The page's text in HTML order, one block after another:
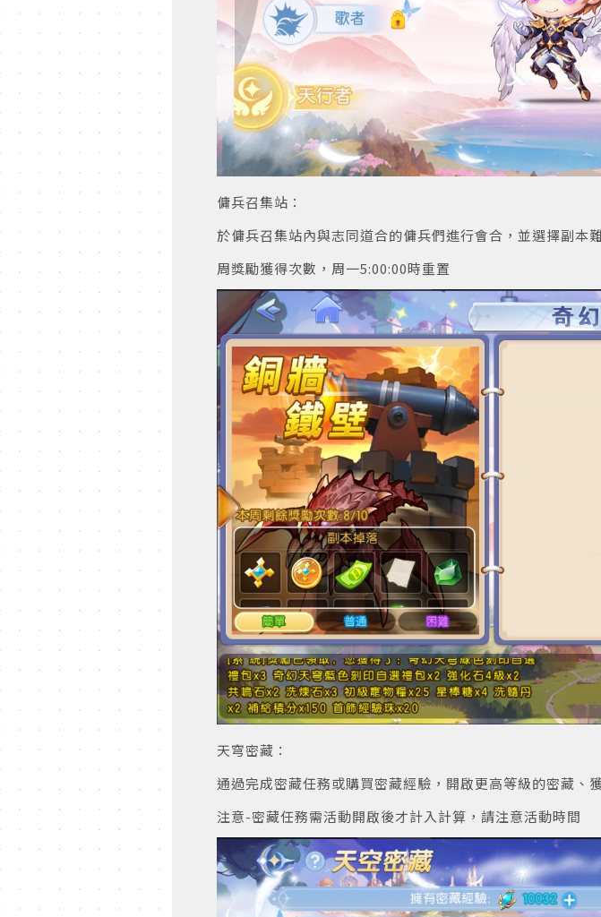
傭兵召集站：
於傭兵召集站內與志同道合的傭兵們進行會合，並選擇副
周獎勵獲得次數，周一5:00:00時重置
天穹密藏：
通過完成密藏任務或購買密藏經驗，開啟更高等級的密藏、
注意-密藏任務需活動開啟後才計入計算，請注意活動時間